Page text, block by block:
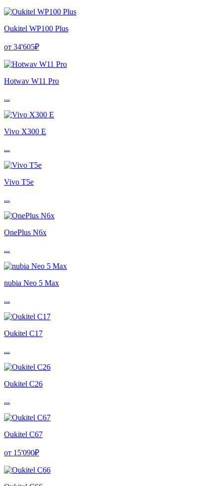
Oukitel WP100 Plus
от 34'605₽
Hotwav W11 Pro
...
Vivo X300 E
...
Vivo T5e
...
OnePlus N6x
...
nubia Neo 5 Max
...
Oukitel C17
...
Oukitel C26
...
Oukitel C67
от 15'090₽